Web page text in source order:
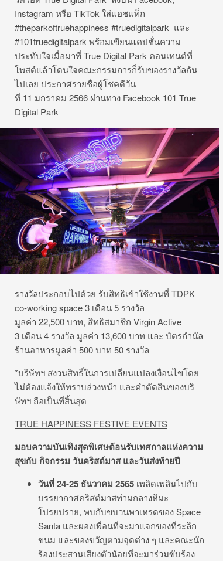
Instagram หรือ TikTok ใส่แฮชแท็ก
#theparkoftruehappiness #truedigitalpark และ
#101truedigitalpark พร้อมเขียนแคปชั่นความ
ประทับใจเมื่อมาที่ True Digital Park คอนเทนต์ที่
โพสต์แล้วโดนใจคณะกรรมการก็รับของรางวัลกัน
ไปเลย ประกาศรายชื่อผู้โชคดีวัน
ที่ 11 มกราคม 2566 ผ่านทาง Facebook 101 True
Digital Park
รางวัลประกอบไปด้วย รับสิทธิเข้าใช้งานที่ TDPK
co-working space 3 เดือน 5 รางวัล
มูลค่า 22,500 บาท, สิทธิสมาชิก Virgin Active
3 เดือน 4 รางวัล มูลค่า 13,600 บาท และ บัตรกำนัล
ร้านอาหารมูลค่า 500 บาท 50 รางวัล
*บริษัทฯ สงวนสิทธิ์ในการเปลี่ยนแปลงเงื่อนไขโดย
ไม่ต้องแจ้งให้ทราบล่วงหน้า และคำตัดสินของบริ
ษัทฯ ถือเป็นที่สิ้นสุด
TRUE HAPPINESS FESTIVE EVENTS
มอบความบันเทิงสุดพิเศษต้อนรับเทศกาลแห่งความ
สุขกับ กิจกรรม วันคริสต์มาส และวันส่งท้ายปี
วันที่24-25 ธันวาคม 2565 เพลิดเพลินไปกับ
บรรยากาศคริสต์มาสท่ามกลางหิมะ
โปรยปราย, พบกับขบวนพาเหรดของ Space
Santa และผองเพื่อนที่จะมาแจกของที่ระลึก
ขนม และของขวัญตามจุดต่าง ๆ และคณะนัก
ร้องประสานเสียงตัวน้อยที่จะมาร่วมขับร้อง